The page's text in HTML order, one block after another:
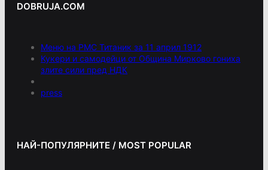
DOBRUJA.COM
Меню на РМС Титаник за 11 април 1912
Кукери и самодейци от Община Мирково гониха
злите сили пред НДК
press
НАЙ-ПОПУЛЯРНИТЕ / MOST POPULAR